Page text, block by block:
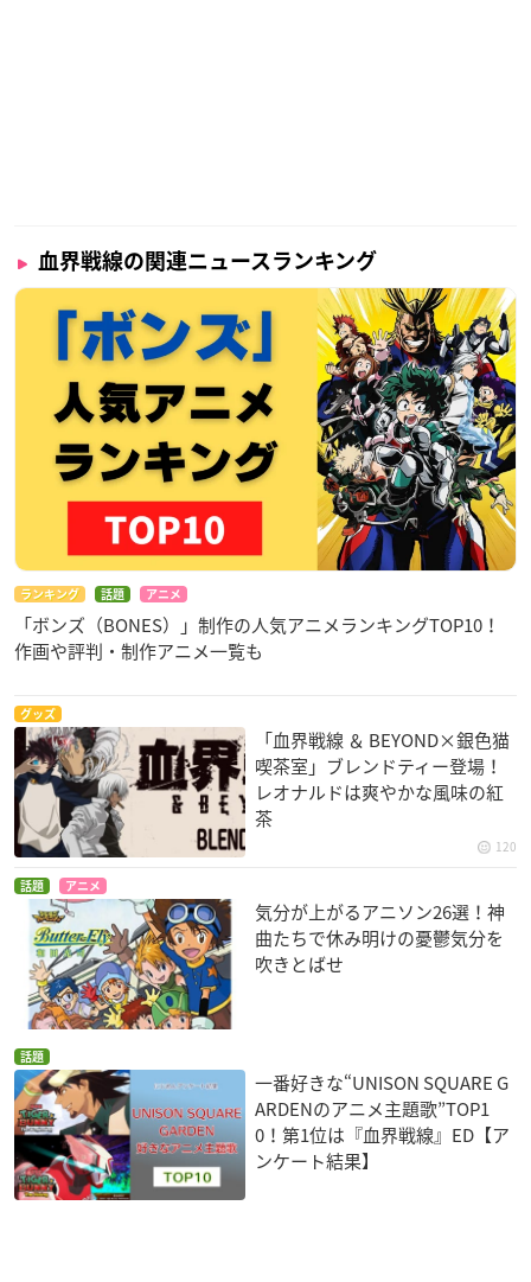
血界戦線の関連ニュースランキング
ランキング 話題 アニメ
「ボンズ（BONES）」制作の人気アニメランキングTOP10！
作画や評判・制作アニメ一覧も
グッズ
「血界戦線 ＆ BEYOND×銀色猫
喫茶室」ブレンドティー登場！
レオナルドは爽やかな風味の紅
茶
120
話題 アニメ
気分が上がるアニソン26選！神
曲たちで休み明けの憂鬱気分を
吹きとばせ
話題
一番好きな“UNISON SQUARE G
ARDENのアニメ主題歌”TOP1
0！第1位は『血界戦線』ED【ア
ンケート結果】